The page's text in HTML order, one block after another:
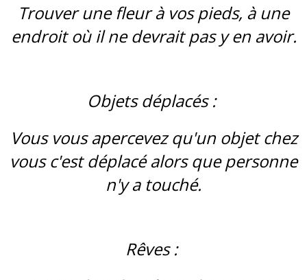
Trouver une fleur à vos pieds, à une
endroit où il ne devrait pas y en avoir.
Objets déplacés :
Vous vous apercevez qu'un objet chez
vous c'est déplacé alors que personne
n'y a touché.
Rêves :